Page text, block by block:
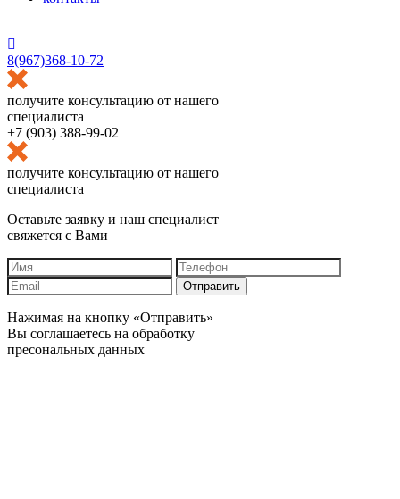
8(967)368-10-72
получите консультацию от нашего
специалиста
+7 (903) 388-99-02
получите консультацию от нашего
специалиста
Оставьте заявку и наш специалист
свяжется с Вами
Отправить
Нажимая на кнопку «Отправить»
Вы соглашаетесь на обработку
пресональных данных